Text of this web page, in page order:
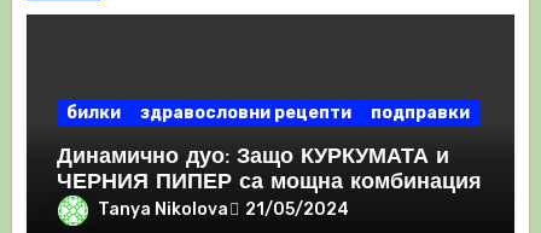
билки здравословни рецепти подправки
Динамично дуо: Защо КУРКУМАТА и
ЧЕРНИЯ ПИПЕР са мощна комбинация
Tanya Nikolova 21/05/2024